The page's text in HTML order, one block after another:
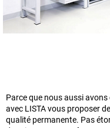
Parce que nous aussi
avec LISTA vous proposer
qualité permanente. Pas